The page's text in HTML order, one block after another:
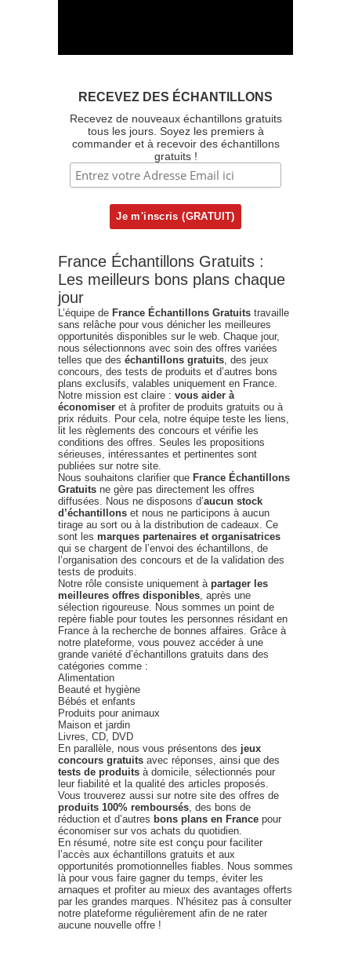
RECEVEZ DES ÉCHANTILLONS
Recevez de nouveaux échantillons gratuits
tous les jours. Soyez les premiers à
commander et à recevoir des échantillons
gratuits !
France Échantillons Gratuits :
Les meilleurs bons plans chaque
jour
L’équipe de France Échantillons Gratuits travaille
sans relâche pour vous dénicher les meilleures
opportunités disponibles sur le web. Chaque jour,
nous sélectionnons avec soin des offres variées
telles que des échantillons gratuits , des jeux
concours, des tests de produits et d’autres bons
plans exclusifs, valables uniquement en France.
Notre mission est claire : vous aider à
économiser et à profiter de produits gratuits ou à
prix réduits. Pour cela, notre équipe teste les liens,
lit les règlements des concours et vérifie les
conditions des offres. Seules les propositions
sérieuses, intéressantes et pertinentes sont
publiées sur notre site.
Nous souhaitons clarifier que France Échantillons
Gratuits ne gère pas directement les offres
diffusées. Nous ne disposons d’aucun stock
d’échantillons et nous ne participons à aucun
tirage au sort ou à la distribution de cadeaux. Ce
sont les marques partenaires et organisatrices
qui se chargent de l’envoi des échantillons, de
l’organisation des concours et de la validation des
tests de produits.
Notre rôle consiste uniquement à partager les
meilleures offres disponibles , après une
sélection rigoureuse. Nous sommes un point de
repère fiable pour toutes les personnes résidant en
France à la recherche de bonnes affaires. Grâce à
notre plateforme, vous pouvez accéder à une
grande variété d’échantillons gratuits dans des
catégories comme :
Alimentation
Beauté et hygiène
Bébés et enfants
Produits pour animaux
Maison et jardin
Livres, CD, DVD
En parallèle, nous vous présentons des jeux
concours gratuits avec réponses, ainsi que des
tests de produits à domicile, sélectionnés pour
leur fiabilité et la qualité des articles proposés.
Vous trouverez aussi sur notre site des offres de
produits 100% remboursés , des bons de
réduction et d’autres bons plans en France pour
économiser sur vos achats du quotidien.
En résumé, notre site est conçu pour faciliter
l’accès aux échantillons gratuits et aux
opportunités promotionnelles fiables. Nous sommes
là pour vous faire gagner du temps, éviter les
arnaques et profiter au mieux des avantages offerts
par les grandes marques. N’hésitez pas à consulter
notre plateforme régulièrement afin de ne rater
aucune nouvelle offre !